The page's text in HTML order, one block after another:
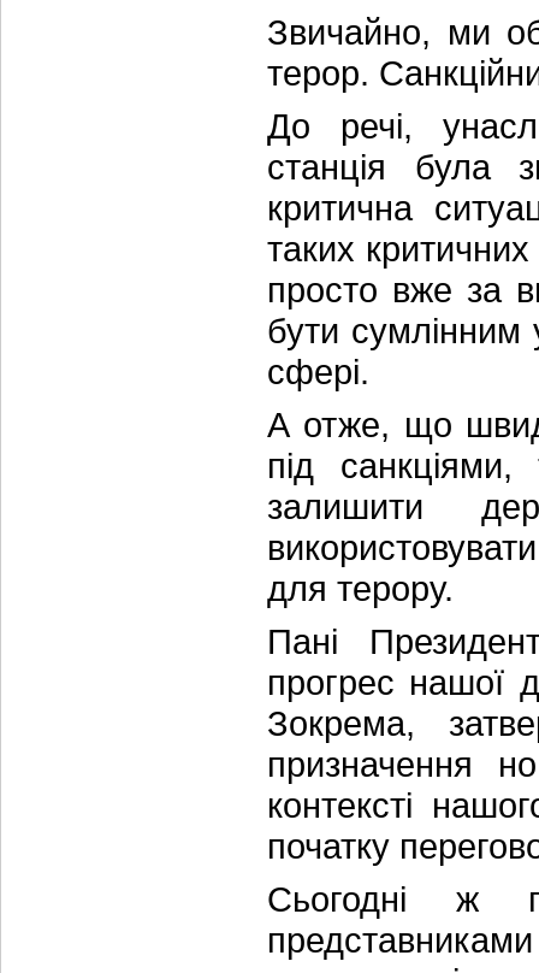
Звичайно, ми
терор.
До речі,
станція була
критична
таких
просто вже за
бути сумлінним
сфері.
А отже, що
під
залишити
для терору.
Пані
прогрес нашої
Зокрема,
призначення
контексті
початку
Сьогодні ж
представниками